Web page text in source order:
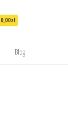
0,00zł
Blog